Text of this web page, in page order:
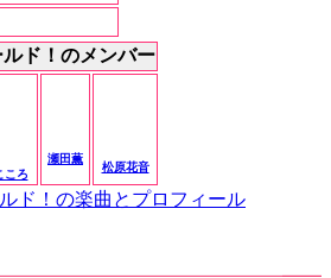
ド！のメンバー
ころ
瀬田薫
松原花音
ド！の楽曲とプロフィール